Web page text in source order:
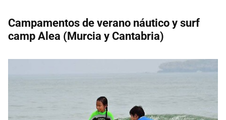
Campamentos de verano náutico y surf
camp Alea (Murcia y Cantabria)